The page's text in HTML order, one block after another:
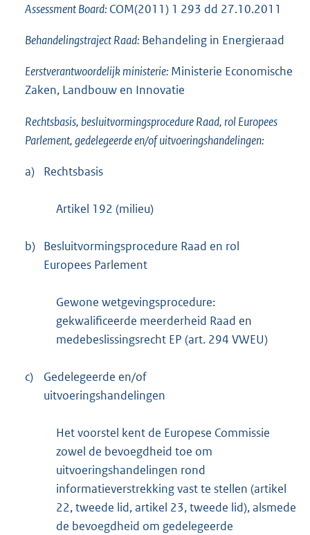
Assessment Board: COM(2011) 1 293 dd 27.10.2011
Behandelingstraject Raad: Behandeling in Energieraad
Eerstverantwoordelijk ministerie: Ministerie Economische
Zaken, Landbouw en Innovatie
Rechtsbasis, besluitvormingsprocedure Raad, rol Europees
Parlement, gedelegeerde en/of uitvoeringshandelingen:
a) Rechtsbasis
Artikel 192 (milieu)
b) Besluitvormingsprocedure Raad en rol
Europees Parlement
Gewone wetgevingsprocedure:
gekwalificeerde meerderheid Raad en
medebeslissingsrecht EP (art. 294 VWEU)
c)
Gedelegeerde en/of
uitvoeringshandelingen
Het voorstel kent de Europese Commissie
zowel de bevoegdheid toe om
uitvoeringshandelingen rond
informatieverstrekking vast te stellen (artikel
22, tweede lid, artikel 23, tweede lid), alsmede
de bevoegdheid om gedelegeerde